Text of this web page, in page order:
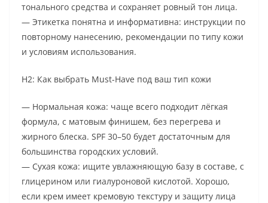
тонального средства и сохраняет ровный тон лица.
— Этикетка понятна и информативна: инструкции по
повторному нанесению, рекомендации по типу кожи
и условиям использования.
H2: Как выбрать Must-Have под ваш тип кожи
— Нормальная кожа: чаще всего подходит лёгкая
формула, с матовым финишем, без перегрева и
жирного блеска. SPF 30–50 будет достаточным для
большинства городских условий.
— Сухая кожа: ищите увлажняющую базу в составе, с
глицерином или гиалуроновой кислотой. Хорошо,
если крем имеет кремовую текстуру и защиту лица